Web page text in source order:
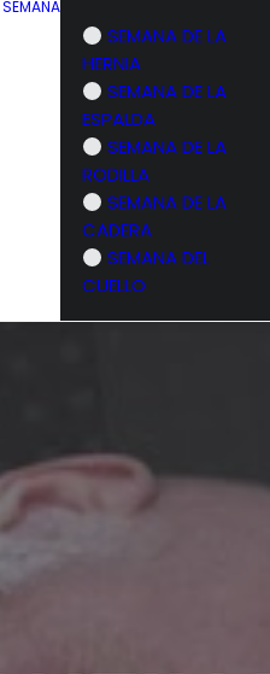
SEMANA
SEMANA DE LA
HERNIA
SEMANA DE LA
ESPALDA
SEMANA DE LA
RODILLA
SEMANA DE LA
CADERA
SEMANA DEL
CUELLO